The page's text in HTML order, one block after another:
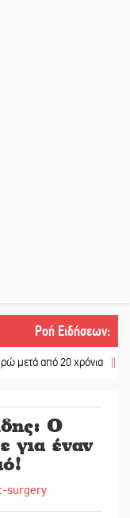
Ροή Ειδήσεων:
από 20 χρόνια || «Για
Ο
για έναν